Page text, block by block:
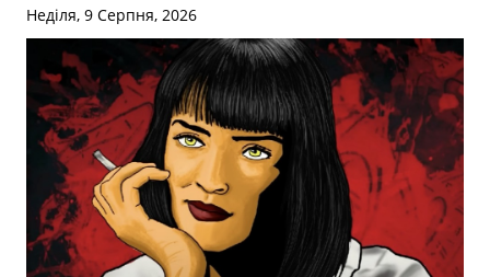
Неділя, 9 Серпня, 2026